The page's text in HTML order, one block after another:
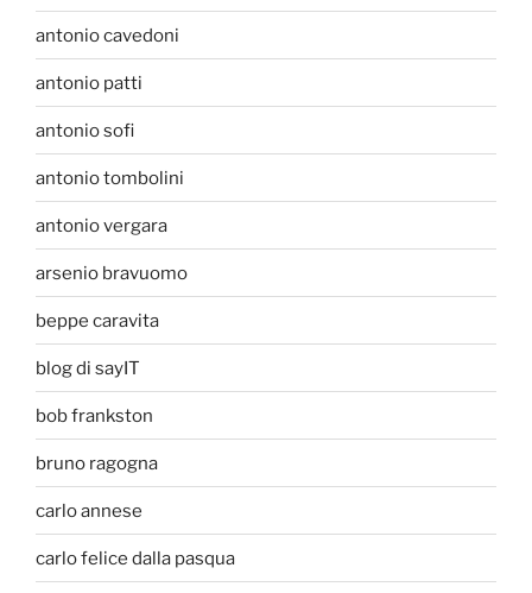
antonio cavedoni
antonio patti
antonio sofi
antonio tombolini
antonio vergara
arsenio bravuomo
beppe caravita
blog di sayIT
bob frankston
bruno ragogna
carlo annese
carlo felice dalla pasqua